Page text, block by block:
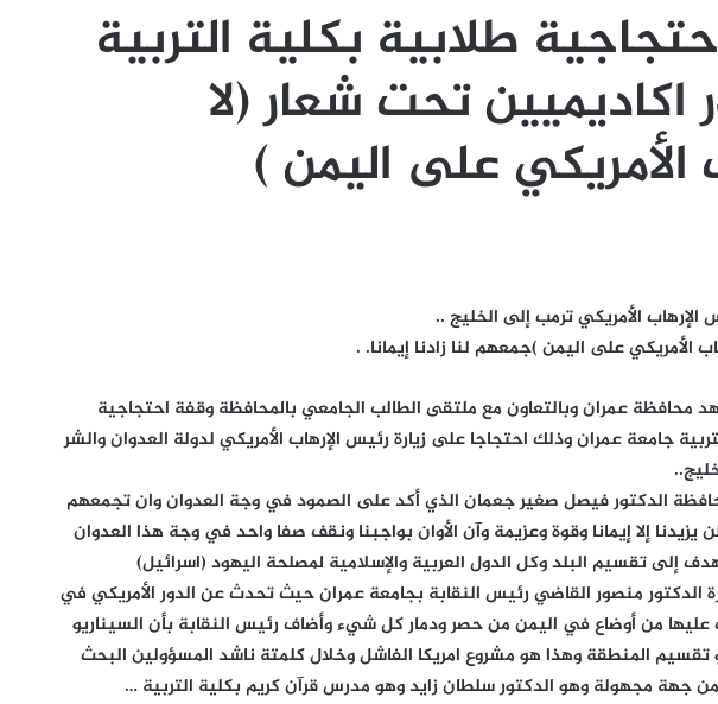
طلابية بكلية التربية
اكاديميين تحت شعار (لا
الأمريكي على اليمن )
الإرهاب الأمريكي ترمب إلى الخليج ..
الأمريكي على اليمن )جمعهم لنا زادنا إيمانا. .
محافظة عمران وبالتعاون مع ملتقى الطالب الجامعي بالمحافظة وقفة احتجاجية
جامعة عمران وذلك احتجاجا على زيارة رئيس الإرهاب الأمريكي لدولة العدوان والشر
الدكتور فيصل صغير جعمان الذي أكد على الصمود في وجة العدوان وان تجمعهم
يزيدنا إلا إيمانا وقوة وعزيمة وآن الأوان بواجبنا ونقف صفا واحد في وجة هذا العدوان
إلى تقسيم البلد وكل الدول العربية والإسلامية لمصلحة اليهود (اسرائيل)
الدكتور منصور القاضي رئيس النقابة بجامعة عمران حيث تحدث عن الدور الأمريكي في
عليها من أوضاع في اليمن من حصر ودمار كل شيء وأضاف رئيس النقابة بأن السيناريو
المنطقة وهذا هو مشروع امريكا الفاشل وخلال كلمتة ناشد المسؤولين البحث
مجهولة وهو الدكتور سلطان زايد وهو مدرس قرآن كريم بكلية التربية …